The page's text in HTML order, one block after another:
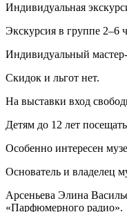
Индивидуальная
Экскурсия в группе 2–6
Индивидуальный
Скидок и льгот нет.
На выставки вход
Детям до 12 лет
Особенно интересен
Основатель и владелец
Арсеньева Элина
«Парфюмерного радио».